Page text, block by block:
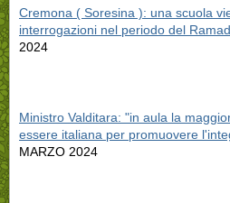
Cremona ( Soresina ): una scuola
interrogazioni nel periodo del
2024
Ministro Valditara: "in aula la
essere italiana per promuovere
MARZO 2024